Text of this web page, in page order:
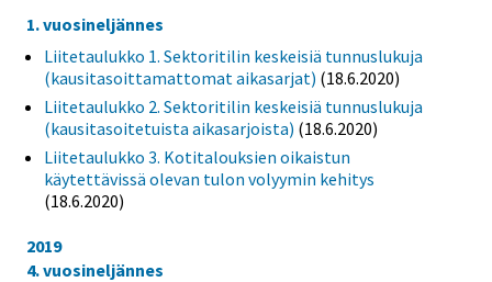
1. vuosineljännes
Liitetaulukko 1. Sektoritilin keskeisiä tunnuslukuja
(kausitasoittamattomat aikasarjat) (18.6.2020)
Liitetaulukko 2. Sektoritilin keskeisiä tunnuslukuja
(kausitasoitetuista aikasarjoista) (18.6.2020)
Liitetaulukko 3. Kotitalouksien oikaistun
käytettävissä olevan tulon volyymin kehitys
(18.6.2020)
2019
4. vuosineljännes